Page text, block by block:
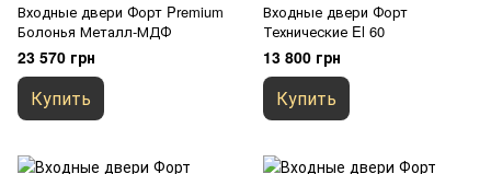
Входные двери Форт Premium
Болонья Металл-МДФ
23 570 грн
Купить
Входные двери Форт
Технические El 60
13 800 грн
Купить